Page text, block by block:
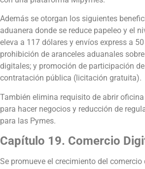
Además se otorgan los siguientes
aduanera donde se reduce papeleo y el
eleva a 117 dólares y envíos express a
prohibición de aranceles aduanales
digitales; y promoción de participación
contratación pública (licitación gratuita).
También elimina requisito de abrir
para hacer negocios y reducción de
para las Pymes.
Capítulo 19. Comercio
Se promueve el crecimiento del